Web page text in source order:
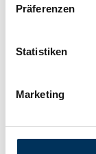
Präferenzen
Statistiken
Marketing